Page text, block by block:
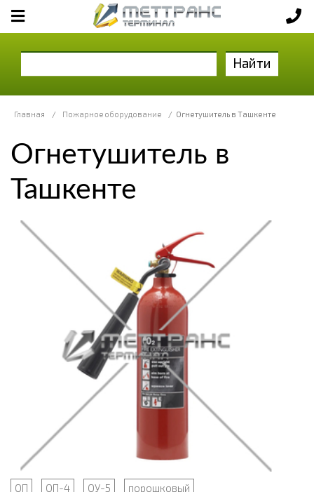
Найти
Главная / Пожарное оборудование / Огнетушитель в Ташкенте
Огнетушитель в
Ташкенте
ОП ОП-4 ОУ-5
порошковый